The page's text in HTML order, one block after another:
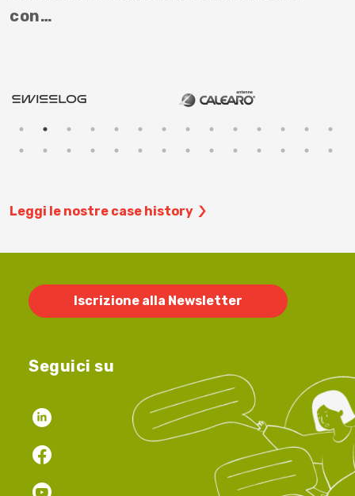
con…
Leggi le nostre case history
Iscrizione alla Newsletter
Seguici su